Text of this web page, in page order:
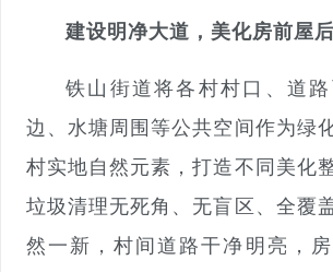
建设明净大道，美化房前屋后
铁山街道将各村村口、道
边、水塘周围等公共空间作为绿
村实地自然元素，打造不同美化
垃圾清理无死角、无盲区、全覆
然一新，村间道路干净明亮，